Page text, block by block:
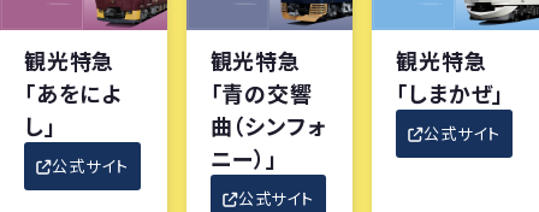
観光特急
「あをによ
し」
公式サイト
観光特急
「青の交響
曲（シンフォ
ニー）」
公式サイト
観光特急
「しまかぜ」
公式サイト